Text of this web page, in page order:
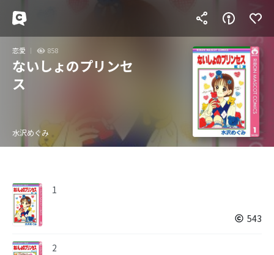
恋愛 858
ないしょのプリンセ
ス
水沢めぐみ
1
543
2